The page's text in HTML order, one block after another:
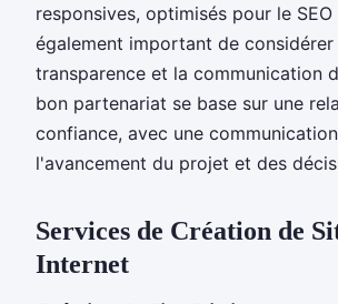
responsives, optimisés pour le
également important de considérer
transparence et la communication
bon partenariat se base sur une
confiance, avec une
l'avancement du projet et des
Services de Création de
Internet